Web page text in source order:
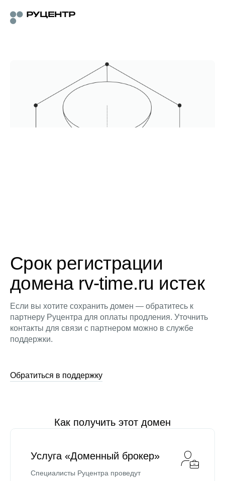
Срок регистрации
домена rv-time.ru истек
Если вы хотите сохранить домен — обратитесь к
партнеру Руцентра для оплаты продления. Уточнить
контакты для связи с партнером можно в службе
поддержки.
Обратиться в поддержку
Как получить этот домен
Услуга «Доменный брокер»
Специалисты Руцентра проведут